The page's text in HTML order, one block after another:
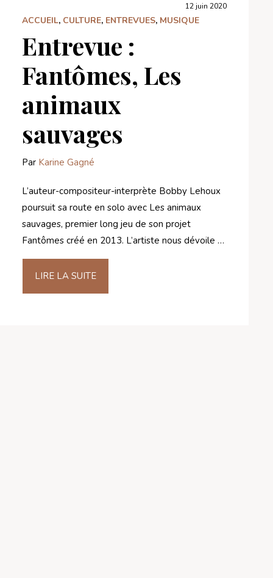
12 juin 2020
ACCUEIL, CULTURE, ENTREVUES, MUSIQUE
Entrevue :
Fantômes, Les
animaux
sauvages
Par Karine Gagné
L’auteur-compositeur-interprète Bobby Lehoux
poursuit sa route en solo avec Les animaux
sauvages, premier long jeu de son projet
Fantômes créé en 2013. L’artiste nous dévoile …
LIRE LA SUITE